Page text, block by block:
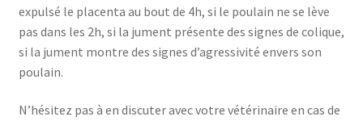
expulsé le placenta au bout de 4h, si le poulain ne se lève
pas dans les 2h, si la jument présente des signes de colique,
si la jument montre des signes d’agressivité envers son
poulain.
N’hésitez pas à en discuter avec votre vétérinaire en cas de